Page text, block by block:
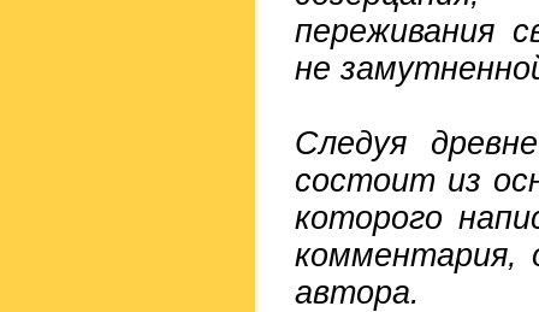
переживания
не
Следуя
состоит из
которого
комментария,
автора.